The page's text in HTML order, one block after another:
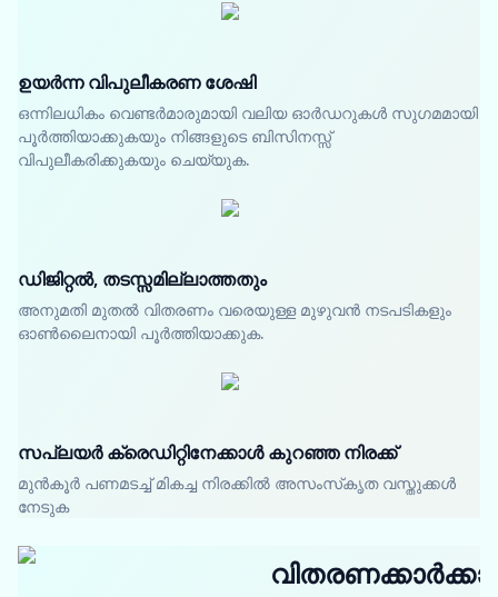
ഉയർന്ന വിപുലീകരണ ശേഷി
ഒന്നിലധികം വെണ്ടർമാരുമായി വലിയ ഓർഡറുകൾ സുഗമമായി
പൂർത്തിയാക്കുകയും നിങ്ങളുടെ ബിസിനസ്സ്
വിപുലീകരിക്കുകയും ചെയ്യുക.
ഡിജിറ്റൽ, തടസ്സമില്ലാത്തതും
അനുമതി മുതൽ വിതരണം വരെയുള്ള മുഴുവൻ നടപടികളും
ഓൺലൈനായി പൂർത്തിയാക്കുക.
സപ്ലയർ ക്രെഡിറ്റിനേക്കാൾ കുറഞ്ഞ നിരക്ക്
മുൻകൂർ പണമടച്ച് മികച്ച നിരക്കിൽ അസംസ്‌കൃത വസ്തുക്കൾ
നേടുക